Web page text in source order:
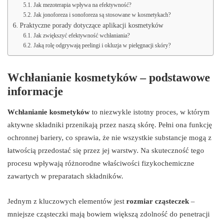
Jak mezoterapia wpływa na efektywność?
Jak jonoforeza i sonoforeza są stosowane w kosmetykach?
Praktyczne porady dotyczące aplikacji kosmetyków
Jak zwiększyć efektywność wchłaniania?
Jaką rolę odgrywają peelingi i okluzja w pielęgnacji skóry?
Wchłanianie kosmetyków – podstawowe
informacje
Wchłanianie kosmetyków to niezwykle istotny proces, w którym
aktywne składniki przenikają przez naszą skórę. Pełni ona funkcję
ochronnej bariery, co sprawia, że nie wszystkie substancje mogą z
łatwością przedostać się przez jej warstwy. Na skuteczność tego
procesu wpływają różnorodne właściwości fizykochemiczne
zawartych w preparatach składników.
Jednym z kluczowych elementów jest rozmiar cząsteczek –
mniejsze cząsteczki mają bowiem większą zdolność do penetracji